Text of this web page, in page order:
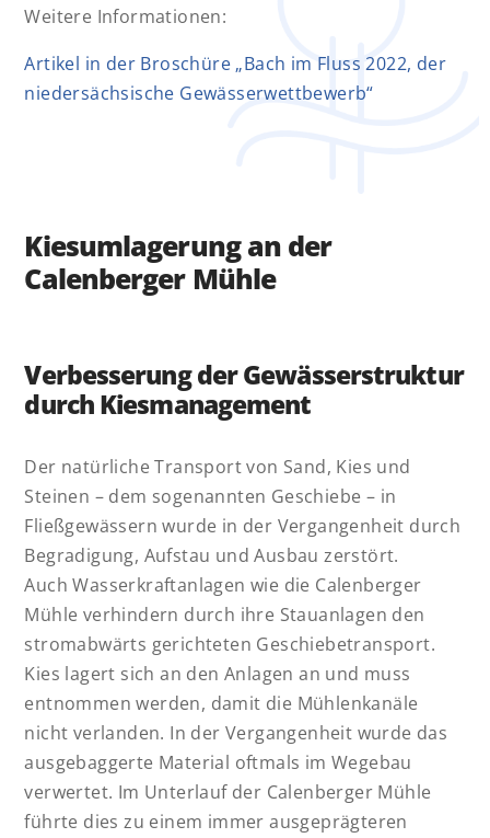
Weitere Informationen:
Artikel in der Broschüre „Bach im Fluss 2022, der
niedersächsische Gewässerwettbewerb“
Kiesumlagerung an der
Calenberger Mühle
Verbesserung der Gewässerstruktur
durch Kiesmanagement
Der natürliche Transport von Sand, Kies und
Steinen – dem sogenannten Geschiebe – in
Fließgewässern wurde in der Vergangenheit durch
Begradigung, Aufstau und Ausbau zerstört.
Auch Wasserkraftanlagen wie die Calenberger
Mühle verhindern durch ihre Stauanlagen den
stromabwärts gerichteten Geschiebetransport.
Kies lagert sich an den Anlagen an und muss
entnommen werden, damit die Mühlenkanäle
nicht verlanden. In der Vergangenheit wurde das
ausgebaggerte Material oftmals im Wegebau
verwertet. Im Unterlauf der Calenberger Mühle
führte dies zu einem immer ausgeprägteren